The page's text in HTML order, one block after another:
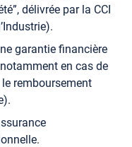
délivrée par la CCI
garantie financière
en cas de
remboursement